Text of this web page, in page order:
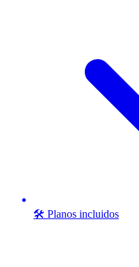
🛠️ Planos incluidos